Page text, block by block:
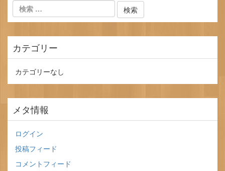
カテゴリー
カテゴリーなし
メタ情報
ログイン
投稿フィード
コメントフィード